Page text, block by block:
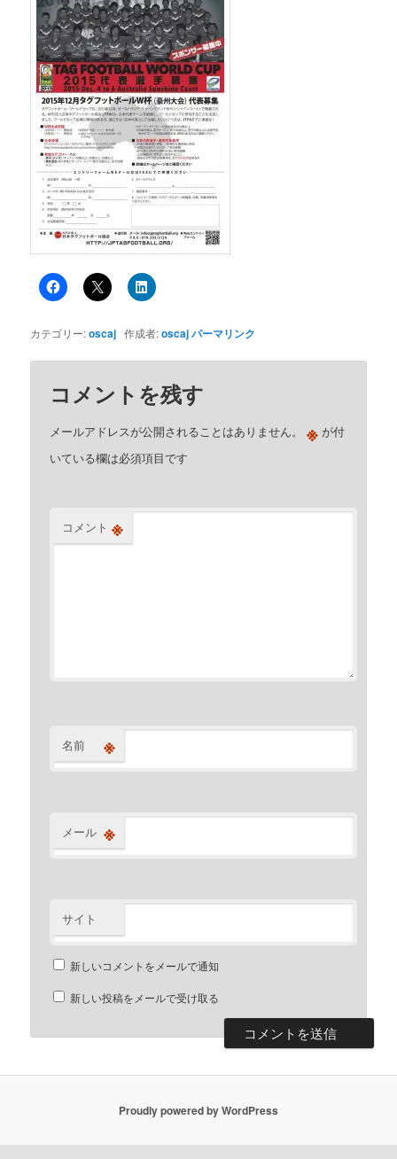
カテゴリー:oscaj 作成者:oscajパーマリンク
コメントを残す
メールアドレスが公開されることはありません。 ※ が付
いている欄は必須項目です
コメント ※
名前 ※
メール ※
サイト
新しいコメントをメールで通知
新しい投稿をメールで受け取る
Proudly powered by WordPress